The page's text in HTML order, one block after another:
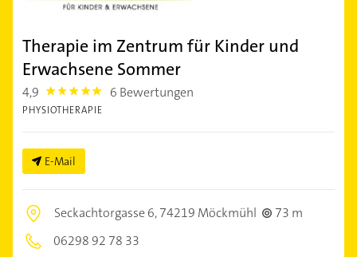
Therapie im Zentrum für Kinder und
Erwachsene Sommer
4,9 4.9 6 Bewertungen
PHYSIOTHERAPIE
E-Mail
Seckachtorgasse 6,74219 Möckmühl
73 m
06298 92 78 33